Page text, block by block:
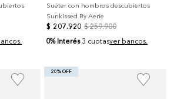
Suéter con hombros descubiertos
Sunkissed By Aerie
$ 207.920 $ 259.900
0% Interés 3 cuotasver bancos.
20% OFF